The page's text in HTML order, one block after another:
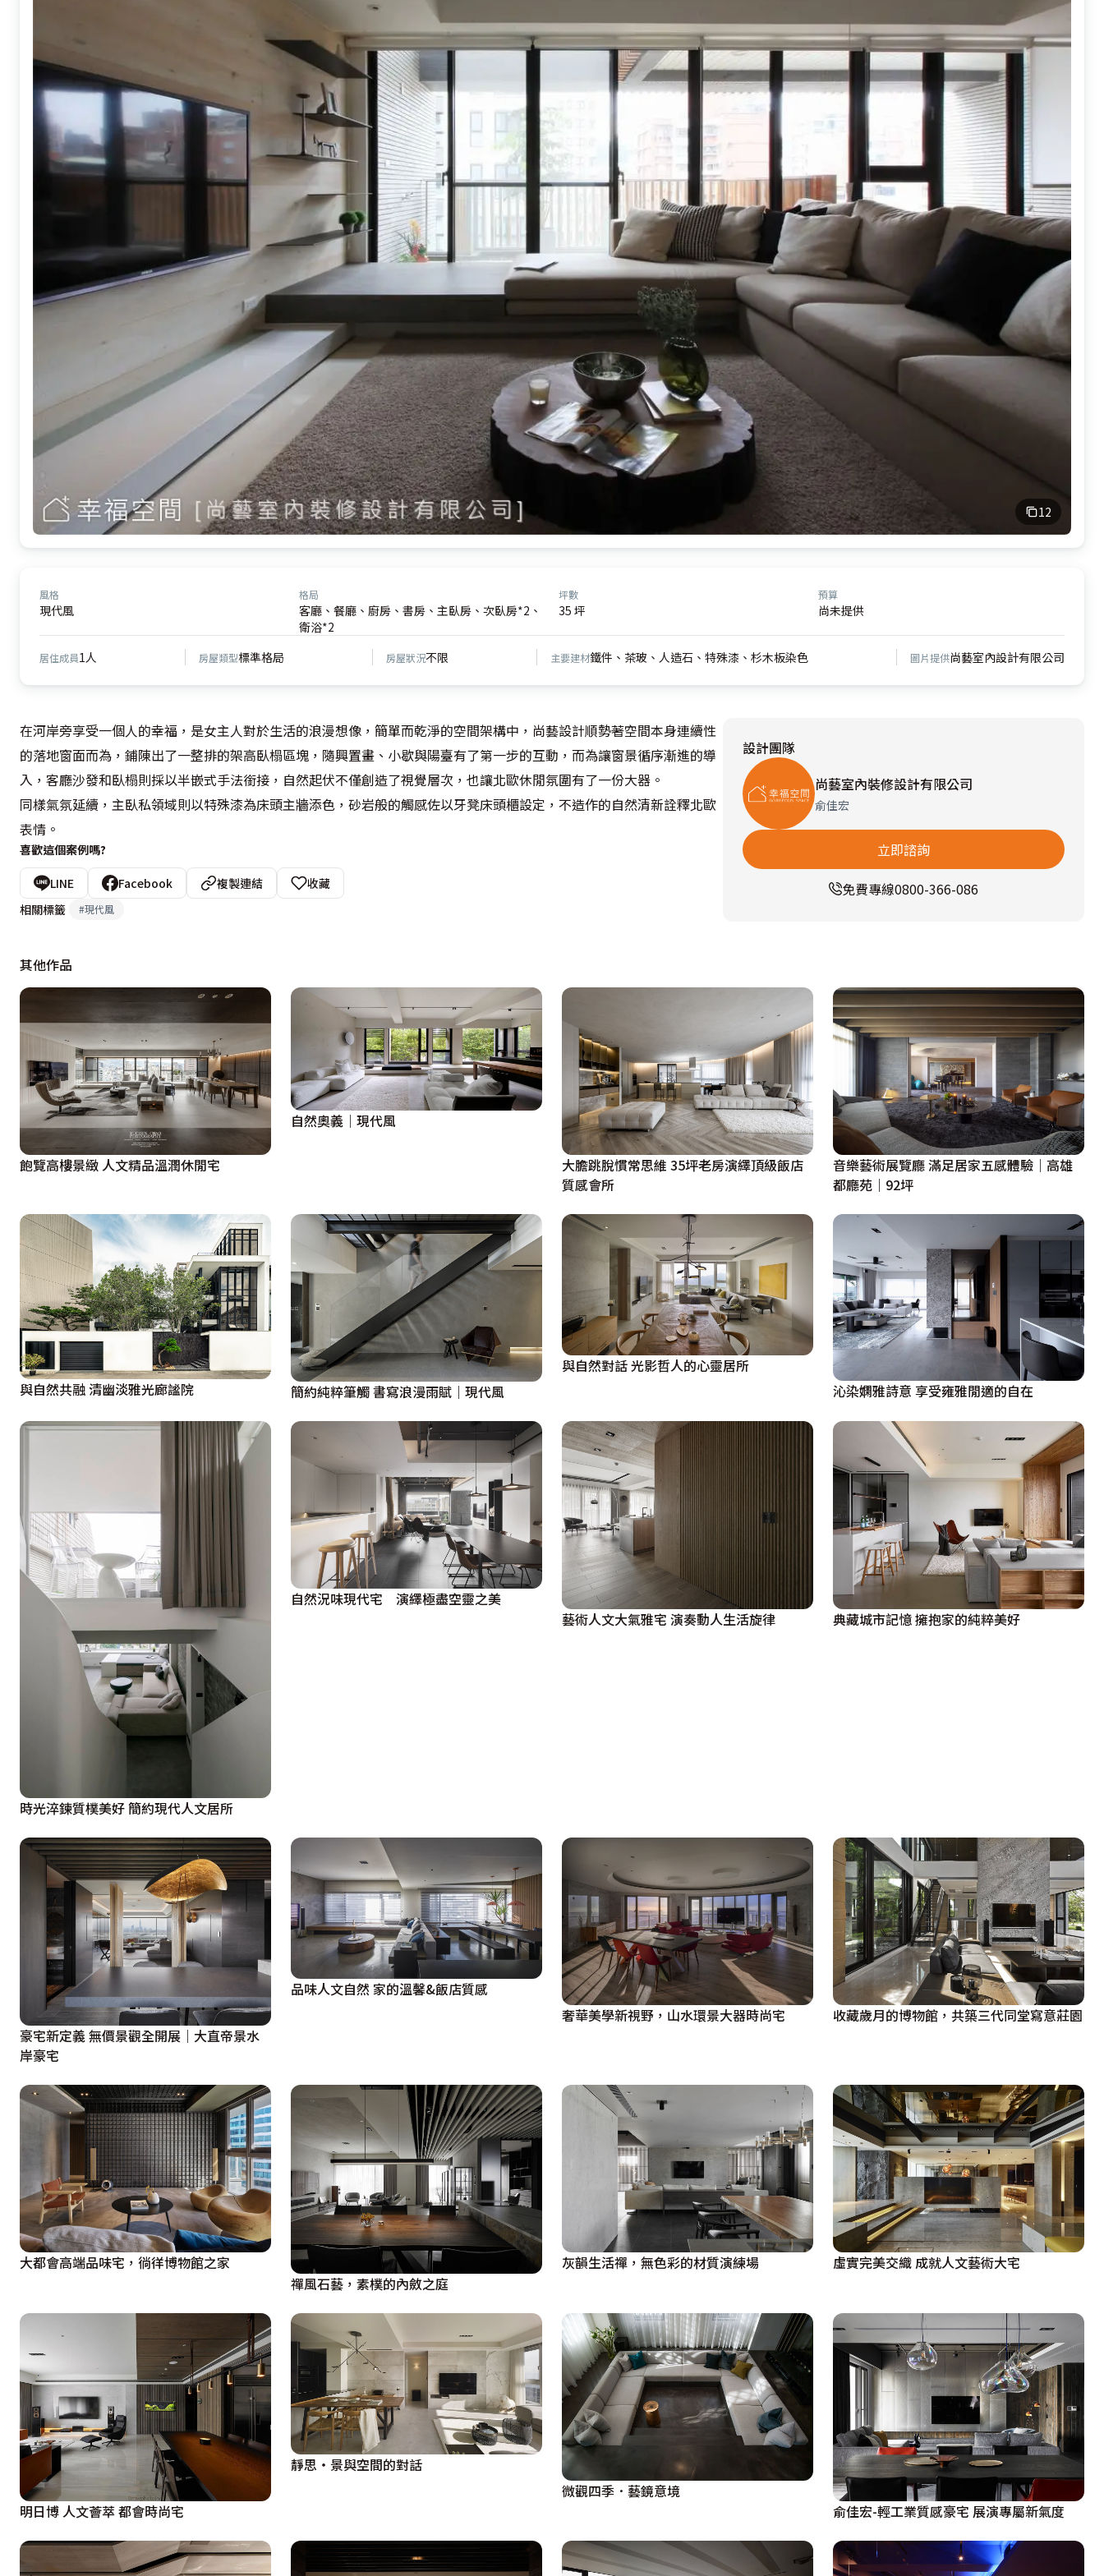
12
風格
現代風
格局
客廳、餐廳、廚房、書房、主臥房、次臥房*2、
衛浴*2
坪數
35 坪
預算
尚未提供
居住成員1人 房屋類型標準格局 房屋狀況不限 主要建材鐵件、茶玻、人造石、特殊漆、杉木板染色 圖片提供尚藝室內設計有限公司
在河岸旁享受一個人的幸福，是女主人對於生活的浪漫想像，簡單而乾淨的空間架構中，尚藝設計順勢著空間本身連續性
的落地窗面而為，鋪陳出了一整排的架高臥榻區塊，隨興置畫、小歇與陽臺有了第一步的互動，而為讓窗景循序漸進的導
入，客廳沙發和臥榻則採以半嵌式手法銜接，自然起伏不僅創造了視覺層次，也讓北歐休閒氛圍有了一份大器。
同樣氣氛延續，主臥私領域則以特殊漆為床頭主牆添色，砂岩般的觸感佐以牙凳床頭櫃設定，不造作的自然清新詮釋北歐
表情。
喜歡這個案例嗎?
LINE Facebook 複製連結
收藏
相關標籤
#現代風
設計團隊
尚藝室內裝修設計有限公司
俞佳宏
立即諮詢
免費專線0800-366-086
其他作品
飽覽高樓景緻 人文精品溫潤休閒宅
自然奧義｜現代風
大膽跳脫慣常思維 35坪老房演繹頂級飯店
質感會所
音樂藝術展覽廳 滿足居家五感體驗｜高雄
都廳苑｜92坪
與自然共融 清幽淡雅光廊謐院 簡約純粹筆觸 書寫浪漫雨賦｜現代風
與自然對話 光影哲人的心靈居所
沁染嫻雅詩意 享受雍雅閒適的自在
時光淬鍊質樸美好 簡約現代人文居所
自然況味現代宅 演繹極盡空靈之美
藝術人文大氣雅宅 演奏動人生活旋律
典藏城市記憶 擁抱家的純粹美好
豪宅新定義 無價景觀全開展｜大直帝景水
岸豪宅
品味人文自然 家的溫馨&飯店質感
奢華美學新視野，山水環景大器時尚宅
收藏歲月的博物館，共築三代同堂寫意莊園
大都會高端品味宅，徜徉博物館之家
禪風石藝，素樸的內斂之庭
灰韻生活禪，無色彩的材質演練場 虛實完美交織 成就人文藝術大宅
明日博 人文薈萃 都會時尚宅
靜思‧景與空間的對話
微觀四季．藝鏡意境
俞佳宏-輕工業質感豪宅 展演專屬新氣度